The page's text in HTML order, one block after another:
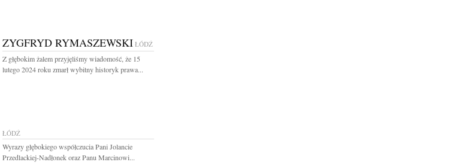
ZYGFRYD RYMASZEWSKI ŁÓDŹ
Z głębokim żalem przyjęliśmy wiadomość, że 15
lutego 2024 roku zmarł wybitny historyk prawa...
ŁÓDŹ
Wyrazy głębokiego współczucia Pani Jolancie
Przedlackiej-Nadłonek oraz Panu Marcinowi...